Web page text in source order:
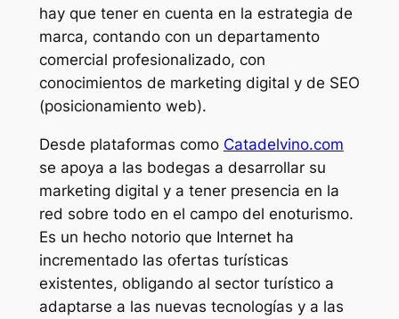
hay que tener en cuenta en la estrategia de
marca, contando con un departamento
comercial profesionalizado, con
conocimientos de marketing digital y de SEO
(posicionamiento web).
Desde plataformas como Catadelvino.com
se apoya a las bodegas a desarrollar su
marketing digital y a tener presencia en la
red sobre todo en el campo del enoturismo.
Es un hecho notorio que Internet ha
incrementado las ofertas turísticas
existentes, obligando al sector turístico a
adaptarse a las nuevas tecnologías y a las